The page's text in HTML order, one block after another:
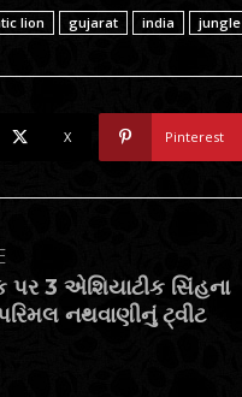
lion gujarat india jungle
X Pinterest
3 એશિયાટીક સિંહના
નથવાણીનું ટ્વીટ